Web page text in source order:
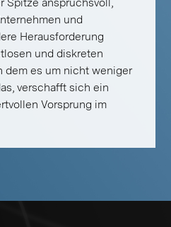
und
Herausforderung
und diskreten
dem es um nicht weniger
verschafft sich ein
Vorsprung im